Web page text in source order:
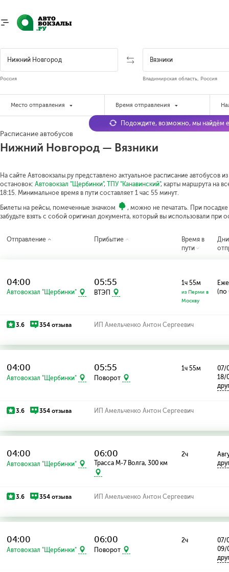
Россия Владимирская область, Россия
Место отправления Время отправления
Расписание автобусов
Нижний Новгород — Вязники
На сайте Автовокзалы.ру представлено актуальное расписание автобусов
остановок: Автовокзал "Щербинки", ТПУ "Канавинский", карты маршрута на
18:15. Минимальное время в пути составляет 1 час 55 минут.
Билеты на рейсы, помеченные значком
, можно не печатать. При
забудьте взять с собой оригинал документа, который вы использовали при
Подождите, возможно, мы найдём
Отправление Прибытие
Время в
пути
Дни
04:00
Автовокзал "Щербинки"
05:55
ВТЭП
1ч 55м
из Перми в
Москву
(по
3.6 354 отзыва ИП Амельченко Антон Сергеевич
04:00
Автовокзал "Щербинки"
05:55
Поворот
1ч 55м
07/
18/
3.6 354 отзыва ИП Амельченко Антон Сергеевич
04:00
Автовокзал "Щербинки"
06:00
Трасса М-7 Волга, 300 км
2ч
3.6 354 отзыва ИП Амельченко Антон Сергеевич
04:00
Автовокзал "Щербинки"
06:00
Поворот
2ч
07/
09/